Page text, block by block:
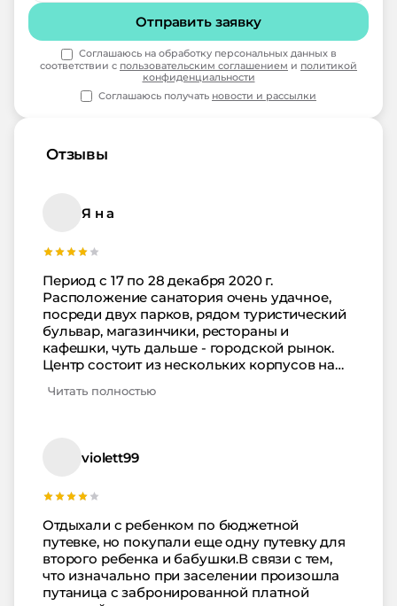
Отправить заявку
Соглашаюсь на обработку персональных данных в
соответствии с пользовательским соглашением и политикой
конфиденциальности
Соглашаюсь получать новости и рассылки
Отзывы
Я н а
Период с 17 по 28 декабря 2020 г.
Расположение санатория очень удачное,
посреди двух парков, рядом туристический
бульвар, магазинчики, рестораны и
кафешки, чуть дальше - городской рынок.
Центр состоит из нескольких корпусов на
-этажном корпусе, самом большом, на 9 -ом
что ещё и очень зелено. Есть бювет и мини-
зоопарк, там прикольные непугливые
показывают кино на большом экране и
выступают (платно) приглашённые
коллективы. Есть экскурсионное бюро. Из
Существенных минусов отмечу ооочень
медленную работу трёх лифтов в нашем
корпусе, при этом два из которых ну очень
маленькие, влезает неё больше четырёх чел.
Читать полностью
violett99
Отдыхали с ребенком по бюджетной
путевке, но покупали еще одну путевку для
второго ребенка и бабушки.В связи с тем,
что изначально при заселении произошла
путаница с забронированной платной